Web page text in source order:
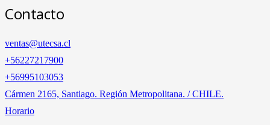
Contacto
ventas@utecsa.cl
+56227217900
‎+56995103053
Cármen 2165, Santiago. Región Metropolitana. / CHILE.
Horario